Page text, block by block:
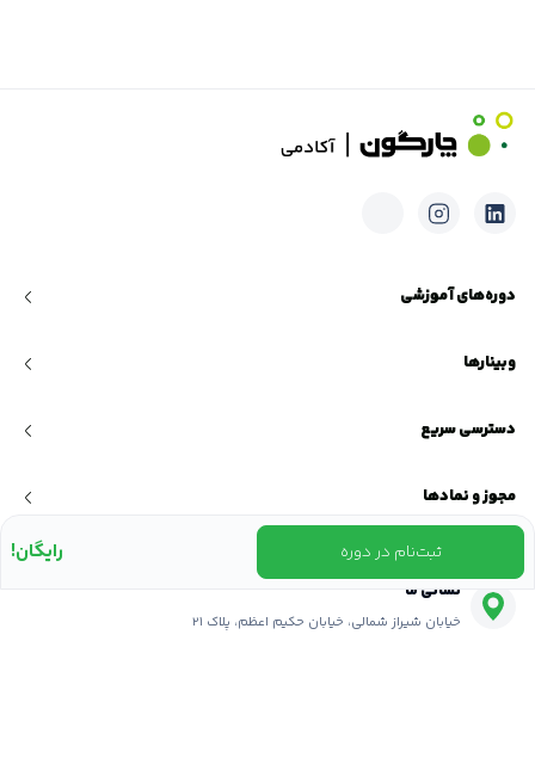
رایگان! ثبت‌نام در دوره
دوره‌های آموزشی
وبینارها
دسترسی سریع
مجوز و نمادها
نشانی ما
خیابان شیراز شمالی، خیابان حکیم اعظم، پلاک ۲۱